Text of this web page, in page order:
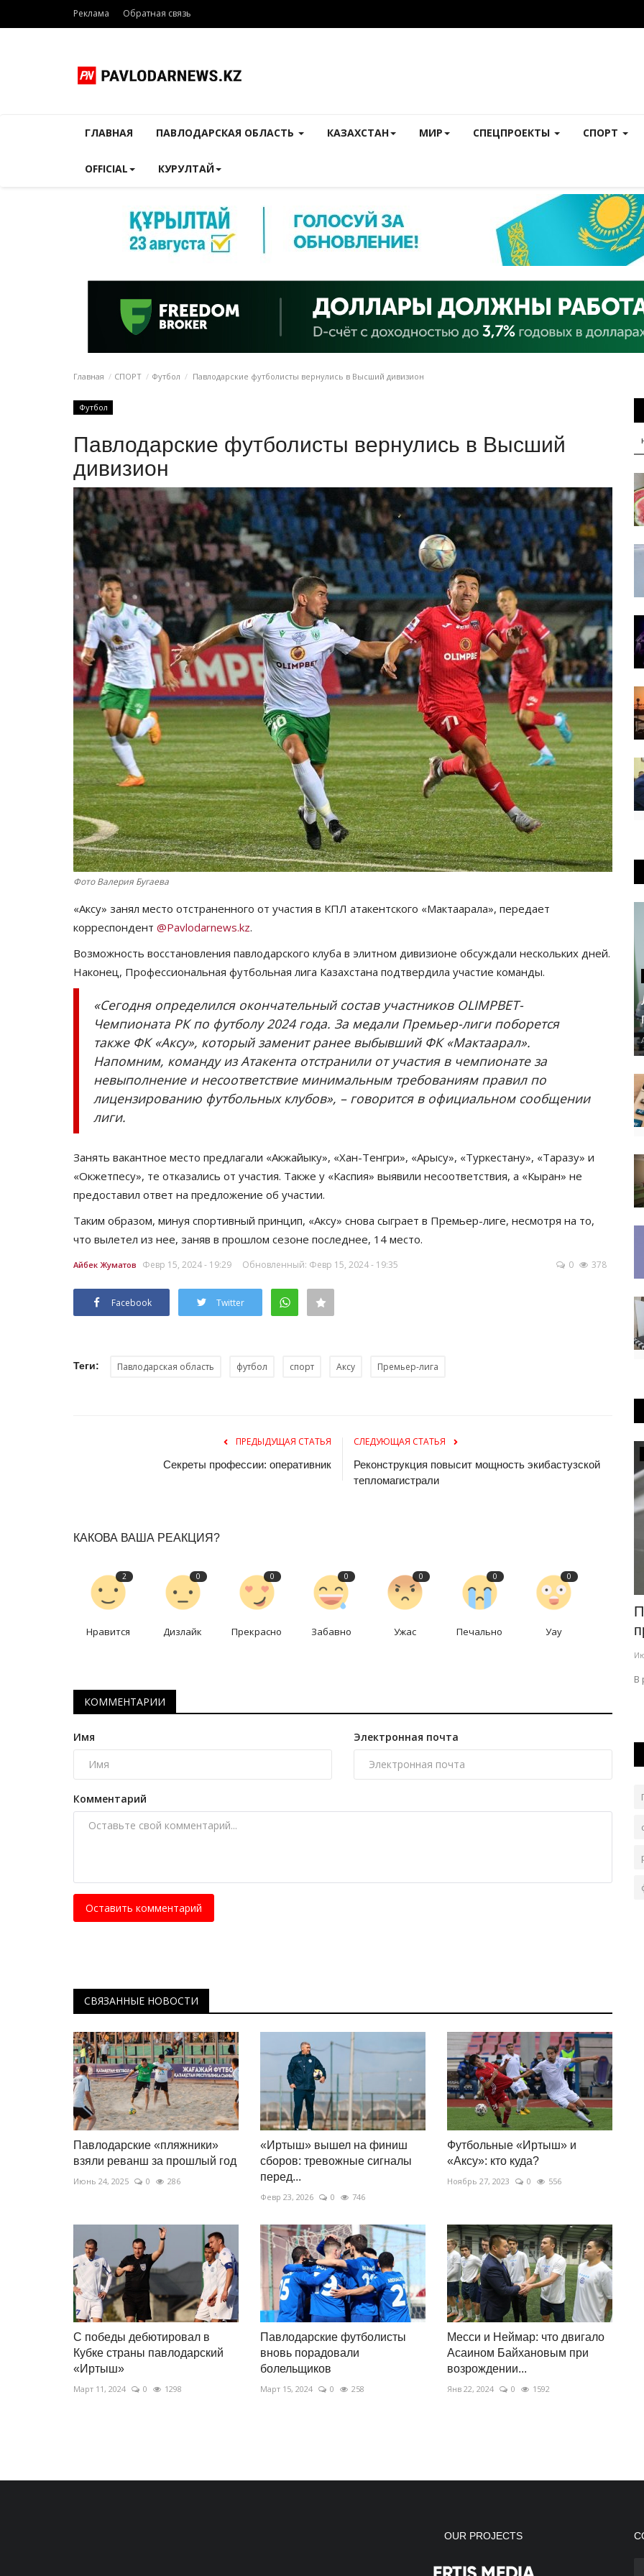
Реклама Обратная связь
ГЛАВНАЯ ПАВЛОДАРСКАЯ ОБЛАСТЬ КАЗАХСТАН МИР СПЕЦПРОЕКТЫ СПОРТ
OFFICIAL КУРУЛТАЙ
Главная СПОРТ Футбол Павлодарские футболисты вернулись в Высший дивизион
Футбол
Павлодарские футболисты вернулись в Высший
дивизион
Фото Валерия Бугаева
«Аксу» занял место отстраненного от участия в КПЛ атакентского «Мактаарала», передает
корреспондент @Pavlodarnews.kz.
Возможность восстановления павлодарского клуба в элитном дивизионе обсуждали нескольких дней.
Наконец, Профессиональная футбольная лига Казахстана подтвердила участие команды.
«Сегодня определился окончательный состав участников OLIMPBET-
Чемпионата РК по футболу 2024 года. За медали Премьер-лиги поборется
также ФК «Аксу», который заменит ранее выбывший ФК «Мактаарал».
Напомним, команду из Атакента отстранили от участия в чемпионате за
невыполнение и несоответствие минимальным требованиям правил по
лицензированию футбольных клубов», – говорится в официальном сообщении
лиги.
Занять вакантное место предлагали «Акжайыку», «Хан-Тенгри», «Арысу», «Туркестану», «Таразу» и
«Окжетпесу», те отказались от участия. Также у «Каспия» выявили несоответствия, а «Кыран» не
предоставил ответ на предложение об участии.
Таким образом, минуя спортивный принцип, «Аксу» снова сыграет в Премьер-лиге, несмотря на то,
что вылетел из нее, заняв в прошлом сезоне последнее, 14 место.
Айбек Жуматов Февр 15, 2024 - 19:29 Обновленный: Февр 15, 2024 - 19:35 0 378
Facebook Twitter
Теги: Павлодарская область футбол спорт Аксу Премьер-лига
ПРЕДЫДУЩАЯ СТАТЬЯ
Секреты профессии: оперативник
СЛЕДУЮЩАЯ СТАТЬЯ
Реконструкция повысит мощность экибастузской
тепломагистрали
КАКОВА ВАША РЕАКЦИЯ?
2
Нравится
0
Дизлайк
0
Прекрасно
0
Забавно
0
Ужас
0
Печально
0
Уау
КОММЕНТАРИИ
Имя Электронная почта
Комментарий
Оставить комментарий
СВЯЗАННЫЕ НОВОСТИ
Павлодарские «пляжники»
взяли реванш за прошлый год
Июнь 24, 2025 0 286
«Иртыш» вышел на финиш
сборов: тревожные сигналы
перед...
Февр 23, 2026 0 746
Футбольные «Иртыш» и
«Аксу»: кто куда?
Ноябрь 27, 2023 0 556
С победы дебютировал в
Кубке страны павлодарский
«Иртыш»
Март 11, 2024 0 1298
Павлодарские футболисты
вновь порадовали
болельщиков
Март 15, 2024 0 258
Месси и Неймар: что двигало
Асаином Байхановым при
возрождении...
Янв 22, 2024 0 1592
История одного памятника: на земле,
в небе и за горами
Казахстанцев призвали не доверять
дипфейкам
В
OUR PROJECTS